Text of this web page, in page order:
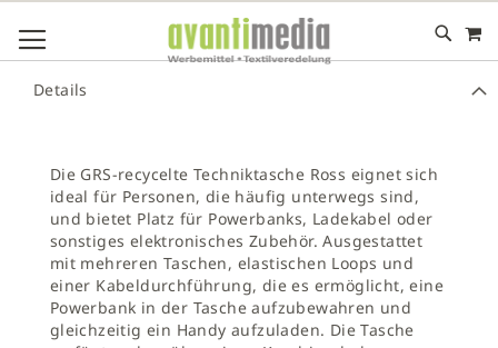
DIREKT
ZUM
# DRÜCKEN SIE DIE EINGABETASTE, UM DIE SUCHE ZU
Details
Die GRS-recycelte Techniktasche Ross eignet sich
ideal für Personen, die häufig unterwegs sind,
und bietet Platz für Powerbanks, Ladekabel oder
sonstiges elektronisches Zubehör. Ausgestattet
mit mehreren Taschen, elastischen Loops und
einer Kabeldurchführung, die es ermöglicht, eine
Powerbank in der Tasche aufzubewahren und
gleichzeitig ein Handy aufzuladen. Die Tasche